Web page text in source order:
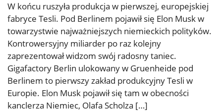
W końcu ruszyła produkcja w pierwszej, europejskiej
fabryce Tesli. Pod Berlinem pojawił się Elon Musk w
towarzystwie najważniejszych niemieckich polityków.
Kontrowersyjny miliarder po raz kolejny
zaprezentował widzom swój radosny taniec.
Gigafactory Berlin ulokowany w Gruenheide pod
Berlinem to pierwszy zakład produkcyjny Tesli w
Europie. Elon Musk pojawił się tam w obecności
kanclerza Niemiec, Olafa Scholza […]